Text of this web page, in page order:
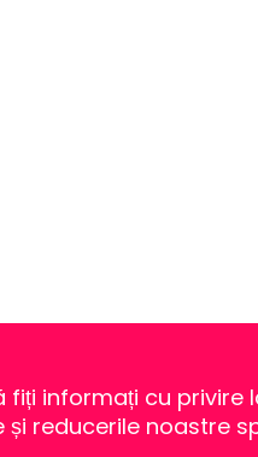
fiți informați cu privire
și reducerile noastre